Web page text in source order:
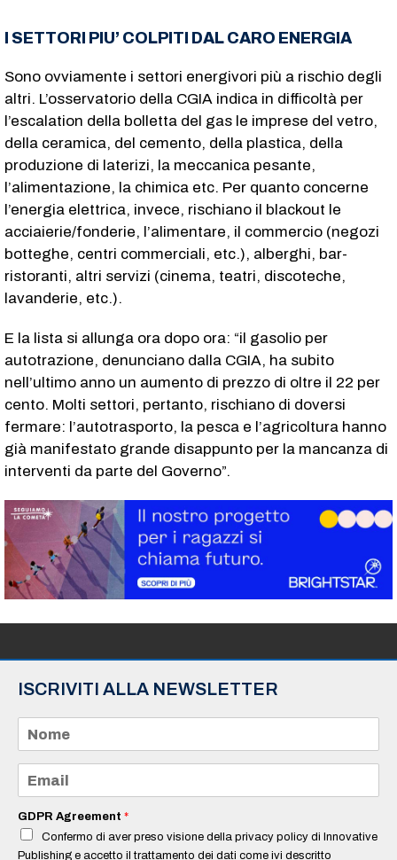
I SETTORI PIU’ COLPITI DAL CARO ENERGIA
Sono ovviamente i settori energivori più a rischio degli
altri. L’osservatorio della CGIA indica in difficoltà per
l’escalation della bolletta del gas le imprese del vetro,
della ceramica, del cemento, della plastica, della
produzione di laterizi, la meccanica pesante,
l’alimentazione, la chimica etc. Per quanto concerne
l’energia elettrica, invece, rischiano il blackout le
acciaierie/fonderie, l’alimentare, il commercio (negozi
botteghe, centri commerciali, etc.), alberghi, bar-
ristoranti, altri servizi (cinema, teatri, discoteche,
lavanderie, etc.).
E la lista si allunga ora dopo ora: “il gasolio per
autotrazione, denunciano dalla CGIA, ha subito
nell’ultimo anno un aumento di prezzo di oltre il 22 per
cento. Molti settori, pertanto, rischiano di doversi
fermare: l’autotrasporto, la pesca e l’agricoltura hanno
già manifestato grande disappunto per la mancanza di
interventi da parte del Governo”.
ISCRIVITI ALLA NEWSLETTER
m
e
a
i
*
GDPR Agreement *
Confermo di aver preso visione della privacy policy di Innovative
Publishing e accetto il trattamento dei dati come ivi descritto